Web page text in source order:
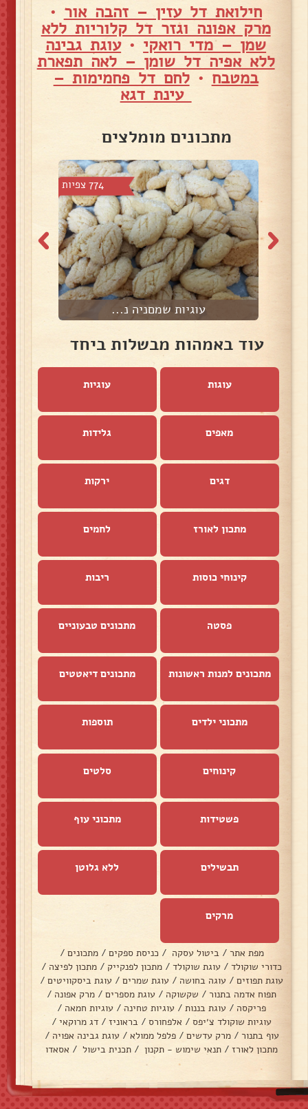
חילואת דל עזין – זהבה אור •
מרק אפונה וגזר דל קלוריות ללא
שמן – מדי רואקי •עוגת גבינה
ללא אפיה דל שומן – לאה תפארת
במטבח •לחם דל פחמימות –
עינת דגא
מתכונים מומלצים
774 צפיות
עוגיות שמםניה נ...
עוד באמהות מבשלות ביחד
עוגות עוגיות
מאפים גלידות
דגים ירקות
מתכון לאורז לחמים
קינוחי כוסות ריבות
פסטה מתכונים טבעוניים
מתכונים למנות ראשונות מתכונים דיאטטים
מתכוני ילדים תוספות
קינוחים סלטים
פשטידות מתכוני עוף
תבשילים ללא גלוטן
מרקים
מפת אתר / ביטול עסקה / כניסת ספקים / מתכונים /
כדורי שוקולד / עוגת שוקולד / מתכון לפנקייק / מתכון לפיצה /
עוגת תפוזים / עוגה בחושה / עוגת שמרים / עוגת ביסקוויטים /
תפוח אדמה בתנור / שקשוקה / עוגת מספרים / מרק אפונה /
פריקסה / עוגת בננות / עוגיות טחינה / עוגיות חמאה /
עוגיות שוקולד צ׳יפס / אלפחורס / בראוניז / דג מרוקאי /
עוף בתנור / מרק עדשים / פלפל ממולא / עוגת גבינה אפויה /
מתכון לאורז / תנאי שימוש - תקנון / תכנית בישול / אסאדו